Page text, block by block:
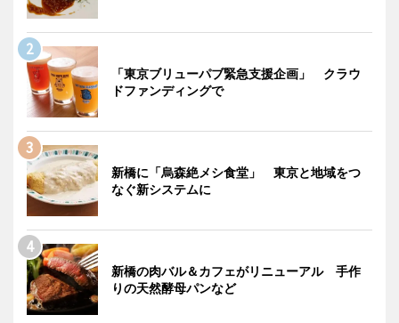
「東京ブリューパブ緊急支援企画」 クラウ
ドファンディングで
新橋に「烏森絶メシ食堂」 東京と地域をつ
なぐ新システムに
新橋の肉バル＆カフェがリニューアル 手作
りの天然酵母パンなど